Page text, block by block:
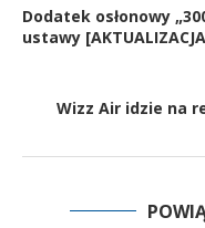
Dodatek osłonowy
ustawy
Wizz Air idzie na